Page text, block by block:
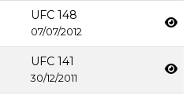
UFC 148
07/07/2012
UFC 141
30/12/2011